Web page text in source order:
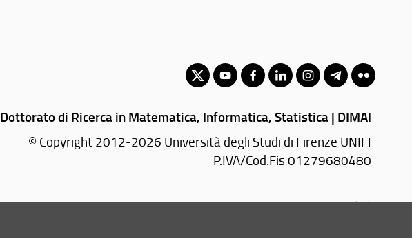
Dottorato di Ricerca in Matematica, Informatica, Statistica | DIMAI
© Copyright 2012-2026 Università degli Studi di Firenze UNIFI
P.IVA/Cod.Fis 01279680480
Viale Morgagni, 67/a - 50134 Firenze (FI)